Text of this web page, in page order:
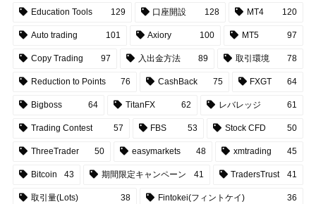
Education Tools 129 口座開設 128 MT4 120
Auto trading 101 Axiory 100 MT5 97
Copy Trading 97 入出金方法 89 取引環境 78
Reduction to Points 76 CashBack 75 FXGT 64
Bigboss 64 TitanFX 62 レバレッジ 61
Trading Contest 57 FBS 53 Stock CFD 50
ThreeTrader 50 easymarkets 48 xmtrading 45
Bitcoin 43 期間限定キャンペーン 41 TradersTrust 41
取引量(Lots) 38 Fintokei(フィントケイ) 36